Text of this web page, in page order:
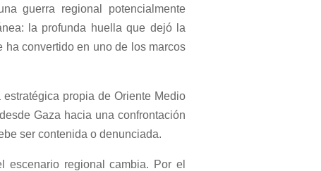
guerra regional potencialmente
la profunda huella que dejó la
convertido en uno de los marcos
propia de Oriente Medio
Gaza hacia una confrontación
ser contenida o denunciada.
escenario regional cambia. Por el